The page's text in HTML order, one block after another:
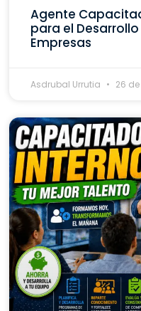
Agente
para el
Empresas
Asdrubal Urrutia 26